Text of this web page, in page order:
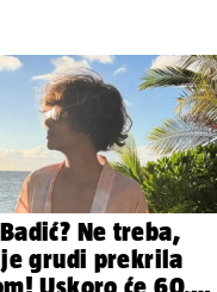
Badić? Ne treba,
grudi prekrila
Uskoro će 60,